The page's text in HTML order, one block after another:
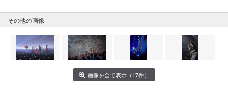
その他の画像
画像を全て表示（17件）